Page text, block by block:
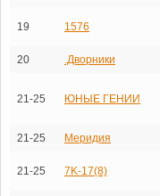
19 1576
20 .Дворники
21-25 ЮНЫЕ ГЕНИИ
21-25 Меридия
21-25 7K-17(8)